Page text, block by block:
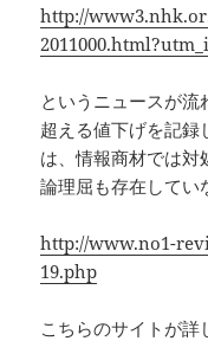
http://
というニュースが流
超える値下げを記録
は、情報商材では対
論理屈も存在してい
http://www.no1-
19.php
こちらのサイトが詳